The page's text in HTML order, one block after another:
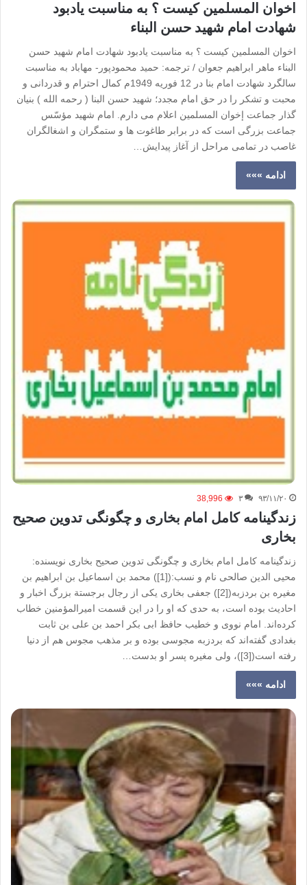
اخوان المسلمین کیست ؟ به مناسبت یادبود
شهادت امام شهید حسن البناء
اخوان المسلمین کیست ؟ به مناسبت یادبود شهادت امام شهید حسن
البناء ماهر ابراهیم جعوان / ترجمه: حمید محمودپور- مهاباد به مناسبت
سالگرد شهادت امام بنا در 12 فوریه 1949م کمال احترام و قدردانی و
محبت و تشکر را در حق امام مجدد؛ شهید حسن البنا ( رحمه الله ) بنیان
گذار جماعت إخوان المسلمین اعلام می دارم. امام شهید مؤسّس
جماعت بزرگی است که در برابر طاغوت ها و ستمگران و اشغالگران
غاصب در تمامی مراحل از آغاز پیدایش…
ادامه »»»
۹۳/۱۱/۲۰ ۳ 38,996
زندگینامه کامل امام بخاری و چگونگی تدوین صحیح
بخاری
زندگینامه کامل امام بخاری و چگونگی تدوین صحیح بخاری نویسنده:
محیی الدین صالحی نام و نسب:([1]) محمد بن اسماعیل بن ابراهیم بن
مغیره بن بردزبه([2]) جعفی بخاری یکی از رجال برجستة بزرگ اخبار و
احادیث بوده است، به حدی که او را در این قسمت امیرالمؤمنین خطاب
کرده‌اند. امام نووی و خطیب حافظ ابی بکر احمد بن علی بن ثابت
بغدادی گفته‌اند که بردزبه مجوسی بوده و بر مذهب مجوس هم از دنیا
رفته است([3])، ولی مغیره پسر او بدست…
ادامه »»»